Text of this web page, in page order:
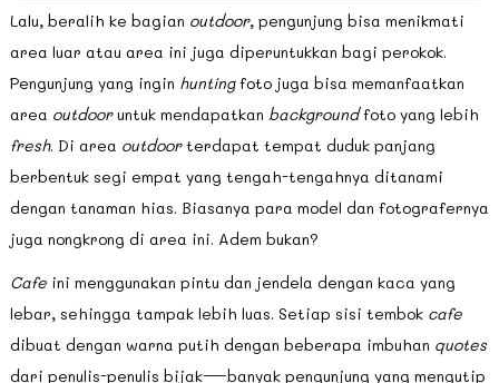
Lalu, beralih ke bagian outdoor, pengunjung bisa menikmati
area luar atau area ini juga diperuntukkan bagi perokok.
Pengunjung yang ingin huntingfoto juga bisa memanfaatkan
area outdooruntuk mendapatkan backgroundfoto yang lebih
fresh. Di area outdoorterdapat tempat duduk panjang
berbentuk segi empat yang tengah-tengahnya ditanami
dengan tanaman hias. Biasanya para model dan fotografernya
juga nongkrong di area ini. Adem bukan?
Cafeini menggunakan pintu dan jendela dengan kaca yang
lebar, sehingga tampak lebih luas. Setiap sisi tembok cafe
dibuat dengan warna putih dengan beberapa imbuhan quotes
dari penulis-penulis bijak—banyak pengunjung yang mengutip